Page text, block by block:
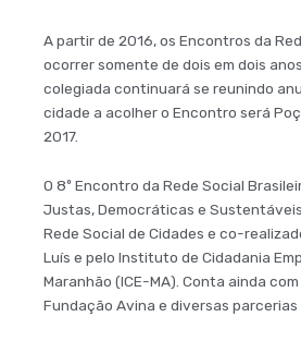
A partir de 2016, os Encontros da
ocorrer somente de dois em dois
colegiada continuará se reunindo
cidade a acolher o Encontro será
2017.
O 8º Encontro da Rede Social
Justas, Democráticas e
Rede Social de Cidades e co-
Luís e pelo Instituto de Cidadania
Maranhão (ICE-MA). Conta ainda
Fundação Avina e diversas parcerias